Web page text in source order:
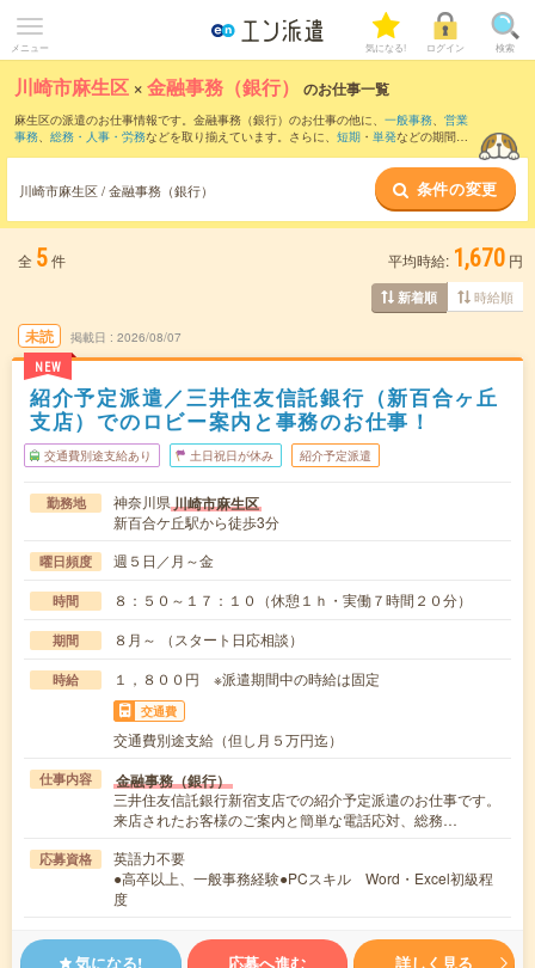
メニュー 気になる! ログイン 検索
川崎市麻生区 ×金融事務（銀行） のお仕事一覧
麻生区の派遣のお仕事情報です。金融事務（銀行）のお仕事の他に、 一般事務、 営業
事務、 総務・人事・労務などを取り揃えています。さらに、 短期 ・ 単発などの期間
川崎市麻生区 / 金融事務（銀行） 条件の変更
全 5件 平均時給: 1,670 円
新着順 時給順
未読
NEW
掲載日 2026/08/07
紹介予定派遣／三井住友信託銀行（新百合ヶ丘
支店）でのロビー案内と事務のお仕事！
交通費別途支給あり 土日祝日が休み 紹介予定派遣
勤務地 神奈川県川崎市麻生区
新百合ケ丘駅から徒歩3分
曜日頻度 週５日／月～金
時間 ８：５０～１７：１０（休憩１ｈ・実働７時間２０分）
期間 ８月～ （スタート日応相談）
時給 １，８００円 ※派遣期間中の時給は固定
交通費
交通費別途支給（但し月５万円迄）
仕事内容 金融事務（銀行）
三井住友信託銀行新宿支店での紹介予定派遣のお仕事です。
来店されたお客様のご案内と簡単な電話応対、総務…
応募資格
英語力不要
●高卒以上、一般事務経験●PCスキル Word・Excel初級程
度
気になる! 応募へ進む 詳しく見る